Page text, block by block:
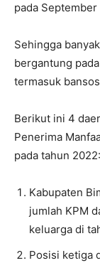
pada
Sehingga
bergantung
termasuk
Berikut ini 4
Penerima
pada tahun 2022:
Kabupaten
jumlah KPM
keluarga di
Posisi ketiga